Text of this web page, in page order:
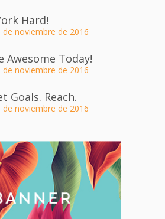
Hard!
de noviembre de 2016
Awesome Today!
de noviembre de 2016
Goals. Reach.
de noviembre de 2016